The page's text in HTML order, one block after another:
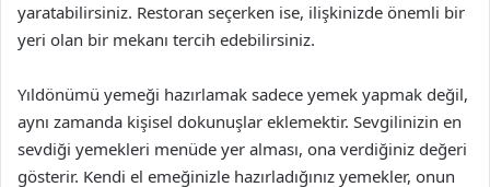
yaratabilirsiniz. Restoran seçerken ise, ilişkinizde önemli bir
yeri olan bir mekanı tercih edebilirsiniz.
Yıldönümü yemeği hazırlamak sadece yemek yapmak değil,
aynı zamanda kişisel dokunuşlar eklemektir. Sevgilinizin en
sevdiği yemekleri menüde yer alması, ona verdiğiniz değeri
gösterir. Kendi el emeğinizle hazırladığınız yemekler, onun